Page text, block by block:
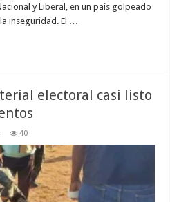
y Liberal, en un país golpeado
inseguridad. El …
electoral casi listo
40